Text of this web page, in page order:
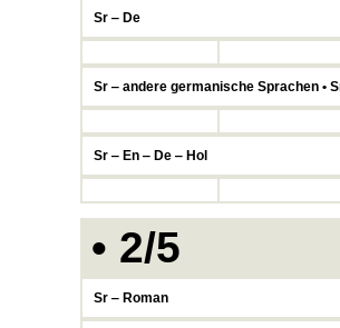
Sr ‒ De
Sr ‒ andere germanische Sprachen •
Sr ‒ En ‒ De ‒ Hol
• 2/5
Sr ‒ Roman